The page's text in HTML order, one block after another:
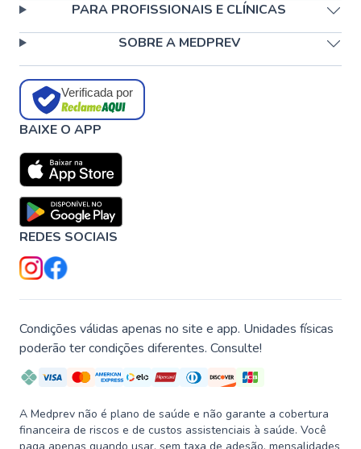
PARA PROFISSIONAIS E CLÍNICAS
SOBRE A MEDPREV
Verificada por
BAIXE O APP
REDES SOCIAIS
Condições válidas apenas no site e app. Unidades físicas
poderão ter condições diferentes. Consulte!
A Medprev não é plano de saúde e não garante a cobertura
financeira de riscos e de custos assistenciais à saúde. Você